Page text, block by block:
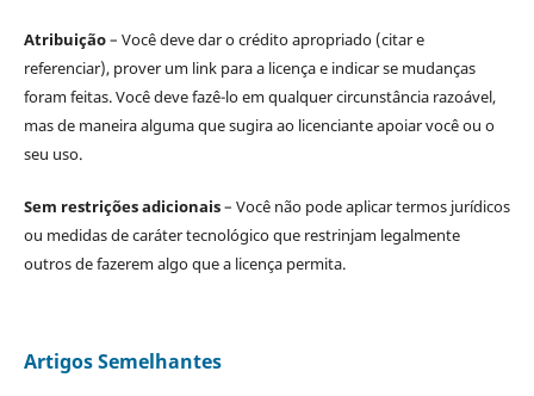
Atribuição– Você deve dar o crédito apropriado (citar e
referenciar), prover um link para a licença e indicar se mudanças
foram feitas. Você deve fazê-lo em qualquer circunstância razoável,
mas de maneira alguma que sugira ao licenciante apoiar você ou o
seu uso.
Sem restrições adicionais– Você não pode aplicar termos jurídicos
ou medidas de caráter tecnológico que restrinjam legalmente
outros de fazerem algo que a licença permita.
Artigos Semelhantes